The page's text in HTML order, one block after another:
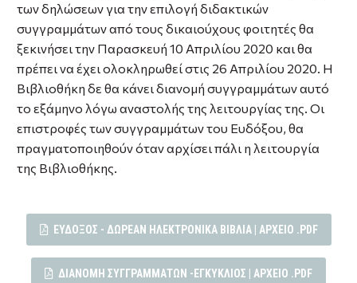
των δηλώσεων για την επιλογή διδακτικών
συγγραμμάτων από τους δικαιούχους φοιτητές θα
ξεκινήσει την Παρασκευή 10 Απριλίου 2020 και θα
πρέπει να έχει ολοκληρωθεί στις 26 Απριλίου 2020. Η
Βιβλιοθήκη δε θα κάνει διανομή συγγραμμάτων αυτό
το εξάμηνο λόγω αναστολής της λειτουργίας της. Οι
επιστροφές των συγγραμμάτων του Ευδόξου, θα
πραγματοποιηθούν όταν αρχίσει πάλι η λειτουργία
της Βιβλιοθήκης.
ΕΥΔΟΞΟΣ - ΔΩΡΕΆΝ ΗΛΕΚΤΡΟΝΙΚΆ ΒΙΒΛΊΑ | ΑΡΧΕΙΟ .PDF
ΔΙΑΝΟΜΉ ΣΥΓΓΡΑΜΜΆΤΩΝ -ΕΓΚΎΚΛΙΟΣ | ΑΡΧΕΙΟ .PDF